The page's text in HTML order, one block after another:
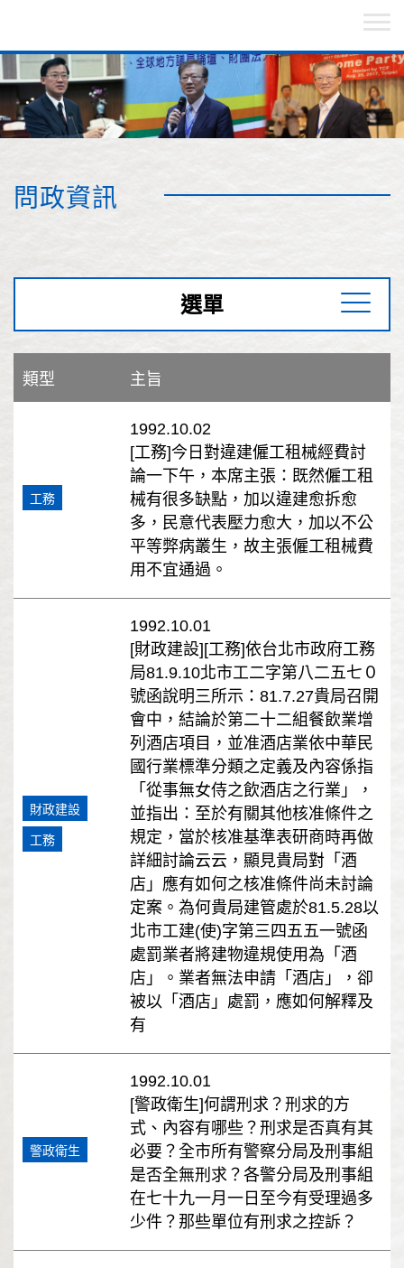
問政資訊
選單
類型 主旨
工務
1992.10.02
[工務]今日對違建僱工租械經費討
論一下午，本席主張：既然僱工租
械有很多缺點，加以違建愈拆愈
多，民意代表壓力愈大，加以不公
平等弊病叢生，故主張僱工租械費
用不宜通過。
財政建設
工務
1992.10.01
[財政建設][工務]依台北市政府工務
局81.9.10北市工二字第八二五七０
號函說明三所示：81.7.27貴局召開
會中，結論於第二十二組餐飲業增
列酒店項目，並准酒店業依中華民
國行業標準分類之定義及內容係指
「從事無女侍之飲酒店之行業」，
並指出：至於有關其他核准條件之
規定，當於核准基準表研商時再做
詳細討論云云，顯見貴局對「酒
店」應有如何之核准條件尚未討論
定案。為何貴局建管處於81.5.28以
北市工建(使)字第三四五五一號函
處罰業者將建物違規使用為「酒
店」。業者無法申請「酒店」，卻
被以「酒店」處罰，應如何解釋及
有
警政衛生
1992.10.01
[警政衛生]何謂刑求？刑求的方
式、內容有哪些？刑求是否真有其
必要？全市所有警察分局及刑事組
是否全無刑求？各警分局及刑事組
在七十九一月一日至今有受理過多
少件？那些單位有刑求之控訴？